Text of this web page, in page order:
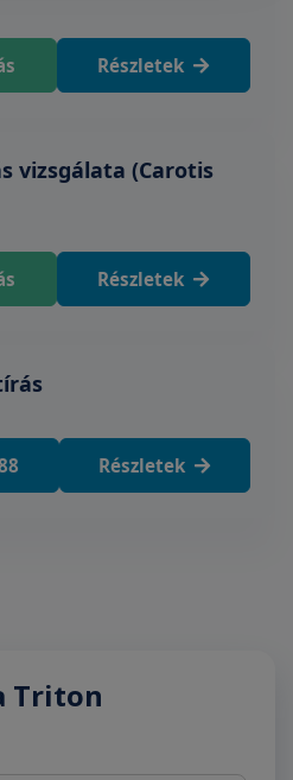
Részletek
vizsgálata (Carotis
Részletek
Részletek
Triton